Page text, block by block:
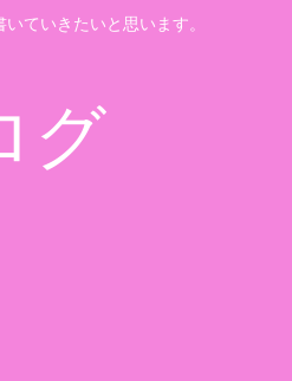
ていきたいと思います。
グ